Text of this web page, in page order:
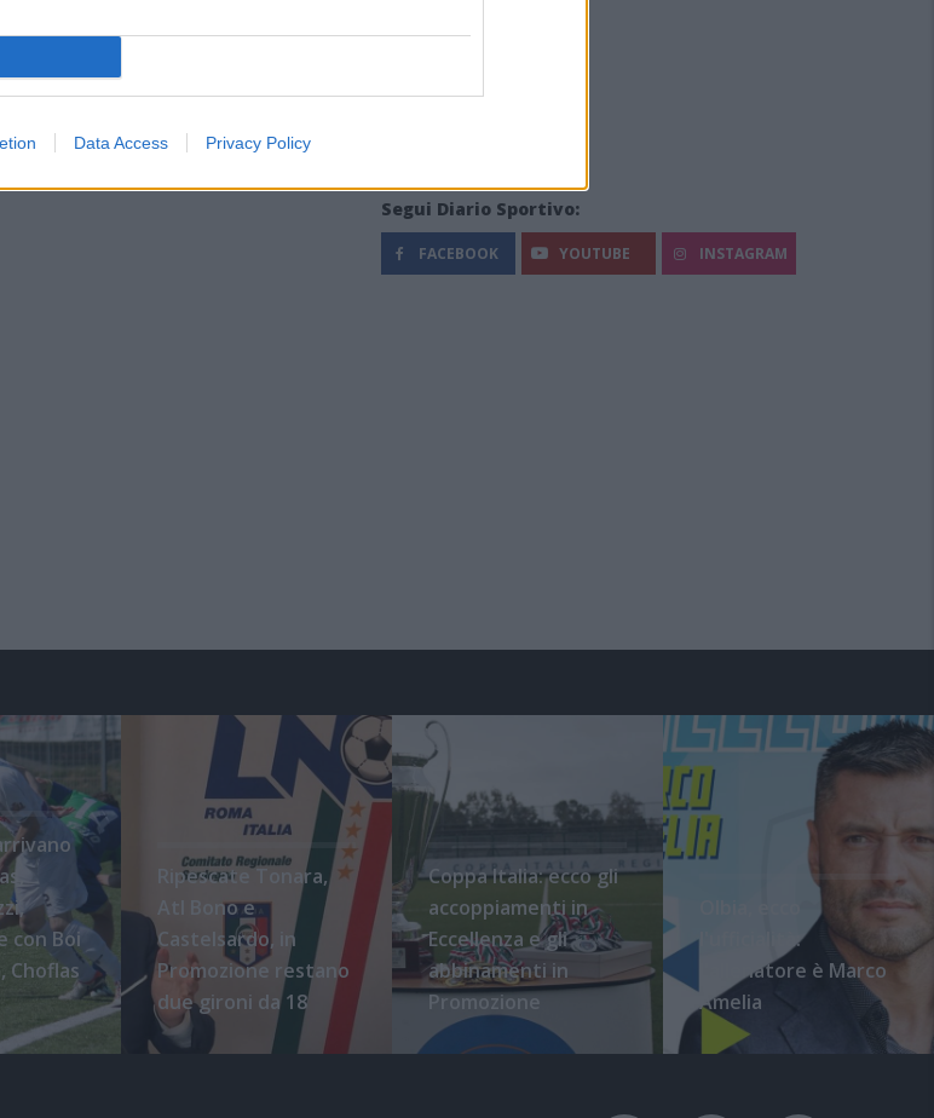
Data Access Privacy Policy
Segui Diario Sportivo:
FACEBOOK YOUTUBE INSTAGRAM
con Boi
Choflas
Ripescate Tonara,
Atl Bono e
Castelsardo, in
Promozione restano
due gironi da 18
Coppa Italia: ecco gli
accoppiamenti in
Eccellenza e gli
abbinamenti in
Promozione
l'ufficialità:
l'allenatore è Marco
Amelia